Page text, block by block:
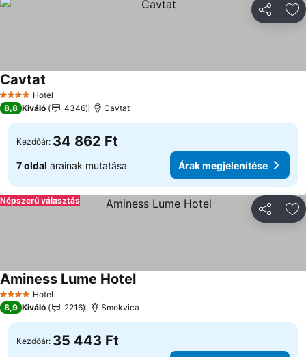
4 KategóriaHotel
Cavtat
8,8 Kiváló 4346 Cavtat
Kezdőár: 34 862 Ft
7 oldal árainak mutatása Árak megjelenítése
Népszerű választás
4 KategóriaHotel
Aminess Lume HotelÁrak megjelenítése
8,9 Kiváló 2216 Smokvica
Kezdőár: 35 443 Ft